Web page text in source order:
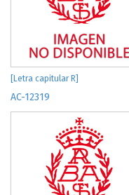
[Letra capitular R]
AC-12319